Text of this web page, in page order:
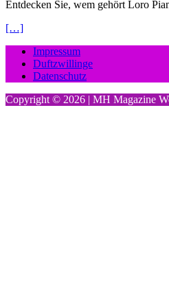
Entdecken Sie, wem gehört Loro
[…]
Impressum
Duftzwillinge
Datenschutz
Copyright © 2026 | MH Magazine